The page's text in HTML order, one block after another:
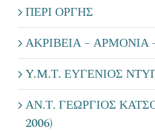
ΠΕΡΙ ΟΡΓΗΣ
ΑΚΡΙΒΕΙΑ – ΑΡΜΟΝΙΑ
Y.M.Τ. ΕΥΓΕΝΙΟΣ
ΑΝ.Τ. ΓΕΩΡΓΙΟΣ
2006)